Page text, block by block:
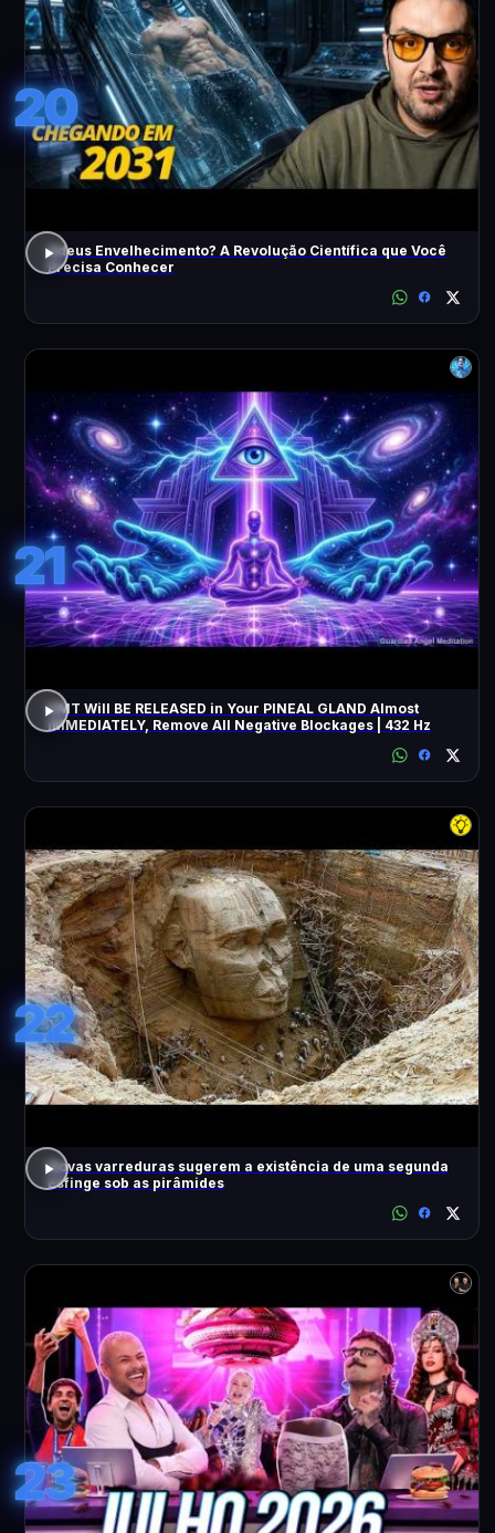
20
Adeus Envelhecimento? A Revolução Científica que Você
Precisa Conhecer
21
DMT Will BE RELEASED in Your PINEAL GLAND Almost
IMMEDIATELY, Remove All Negative Blockages | 432 Hz
22
Novas varreduras sugerem a existência de uma segunda
Esfinge sob as pirâmides
23